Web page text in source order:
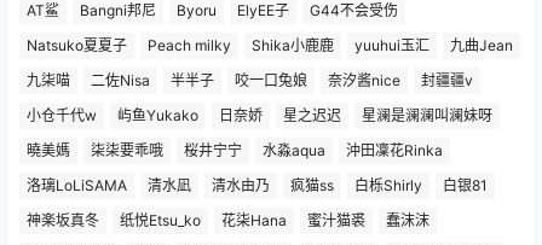
AT鲨 Bangni邦尼 Byoru ElyEE子
G44不会受伤
Natsuko夏夏子
Peach milky Shika小鹿鹿 yuuhui玉汇
九曲Jean
九柒喵
二佐Nisa 半半子 咬一口兔娘 奈汐酱nice
封疆疆v
小仓千代w
屿鱼Yukako 日奈娇 星之迟迟
星澜是澜澜叫澜妹呀
曉美媽
柒柒要乖哦 桜井宁宁 水淼aqua
沖田凜花Rinka
洛璃LoLiSAMA
清水凪 清水由乃 疯猫ss 白栎Shirly
白银81
神楽坂真冬
纸悦Etsu_ko 花柒Hana 蜜汁猫裘
蠢沫沫